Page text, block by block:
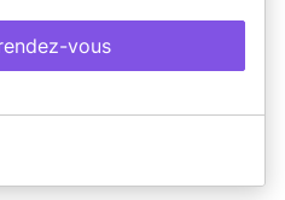
vous